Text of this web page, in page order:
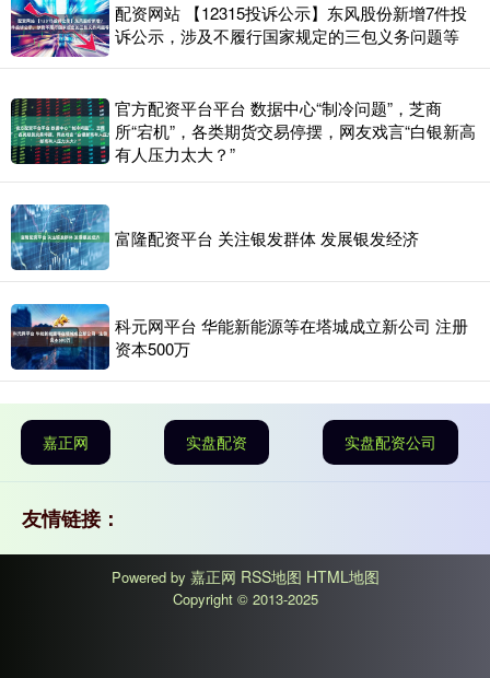
配资网站 【12315投诉公示】东风股份新增7件投
诉公示，涉及不履行国家规定的三包义务问题等
官方配资平台平台 数据中心“制冷问题”，芝商
所“宕机”，各类期货交易停摆，网友戏言“白银新高
有人压力太大？”
富隆配资平台 关注银发群体 发展银发经济
科元网平台 华能新能源等在塔城成立新公司 注册
资本500万
嘉正网 实盘配资 实盘配资公司
友情链接：
Powered by 嘉正网 RSS地图 HTML地图
Copyright © 2013-2025